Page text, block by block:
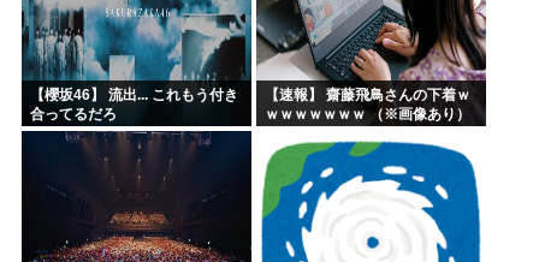
【櫻坂46】 流出... これもう付き
合ってるだろ
【速報】 齋藤飛鳥さんの下着ｗ
ｗｗｗｗｗｗｗ （※画像あり）